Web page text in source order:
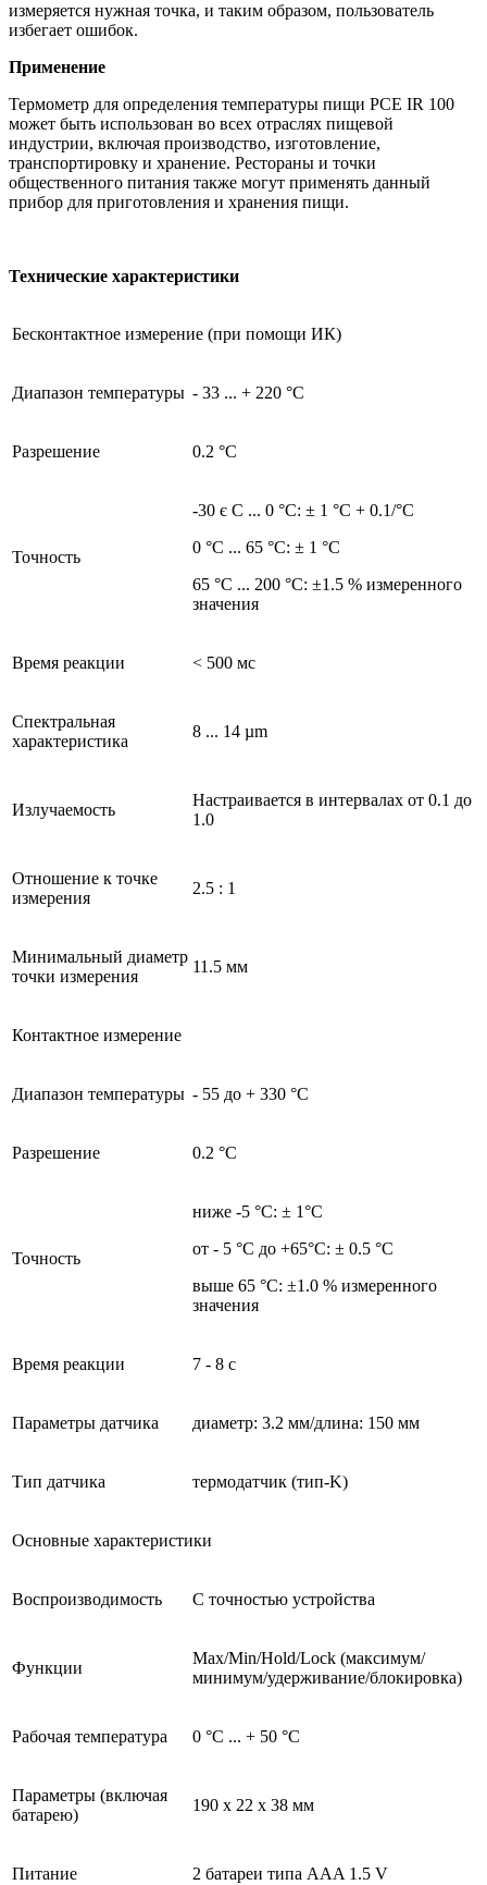
измеряется нужная точка, и таким образом, пользователь
избегает ошибок.
Применение
Термометр для определения температуры пищи PCE IR 100
может быть использован во всех отраслях пищевой
индустрии, включая производство, изготовление,
транспортировку и хранение. Рестораны и точки
общественного питания также могут применять данный
прибор для приготовления и хранения пищи.
Технические характеристики
Бесконтактное измерение (при помощи ИК)
Диапазон температуры - 33 ... + 220 °C
Разрешение 0.2 °C
Точность
-30 є C ... 0 °C: ± 1 °C + 0.1/°C
0 °C ... 65 °C: ± 1 °C
65 °C ... 200 °C: ±1.5 % измеренного
значения
Время реакции < 500 мс
Спектральная
характеристика
8 ... 14 µm
Излучаемость
Настраивается в интервалах от 0.1 до
1.0
Отношение к точке
измерения
2.5 : 1
Минимальный диаметр
точки измерения
11.5 мм
Контактное измерение
Диапазон температуры - 55 до + 330 °C
Разрешение 0.2 °C
Точность
ниже -5 °C: ± 1°C
от - 5 °C до +65°C: ± 0.5 °C
выше 65 °C: ±1.0 % измеренного
значения
Время реакции 7 - 8 с
Параметры датчика диаметр: 3.2 мм/длина: 150 мм
Тип датчика термодатчик (тип-K)
Основные характеристики
Воспроизводимость С точностью устройства
Функции
Max/Min/Hold/Lock (максимум/
минимум/удерживание/блокировка)
Рабочая температура 0 °C ... + 50 °C
Параметры (включая
батарею)
190 x 22 x 38 мм
Питание 2 батареи типа AAA 1.5 V